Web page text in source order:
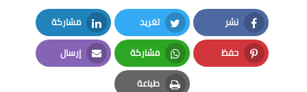
نشر
Facebook
تغريد
Twitter
مشاركة
LinkedIn
حفظ
Pinterest
مشاركة
Whatsapp
إرسال
Email
طباعة